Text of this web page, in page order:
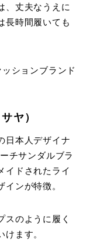
、丈夫なうえに
長時間履いても
ションブランド
ヤ）
日本人デザイナ
チサンダルブラ
イドされたライ
インが特徴。
スのように履く
けます。